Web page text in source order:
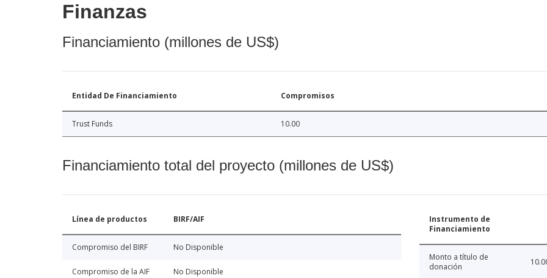
Finanzas
Financiamiento (millones de US$)
Entidad De Financiamiento Compromisos
Trust Funds 10.00
Financiamiento total del proyecto (millones de US$)
Línea de productos BIRF/AIF
Compromiso del BIRF No Disponible
Compromiso de la AIF No Disponible
Instrumento de
Financiamiento
Monto a título de
donación